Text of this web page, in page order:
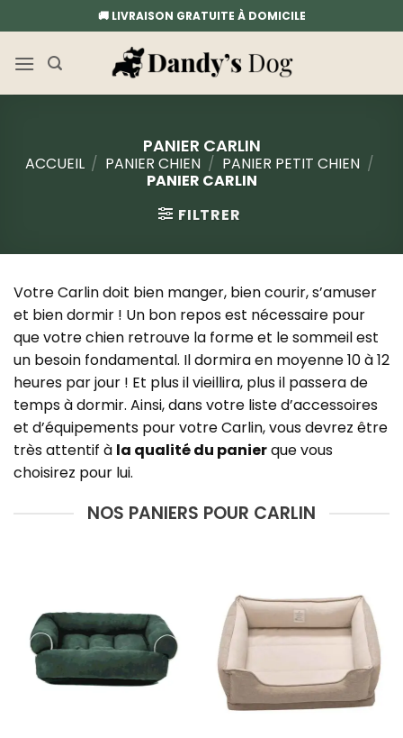
au
contenu
🚚 LIVRAISON GRATUITE À DOMICILE
PANIER CARLIN
ACCUEIL / PANIER CHIEN / PANIER PETIT CHIEN /
PANIER CARLIN
FILTRER
Votre Carlin doit bien manger, bien courir, s’amuser
et bien dormir ! Un bon repos est nécessaire pour
que votre chien retrouve la forme et le sommeil est
un besoin fondamental. Il dormira en moyenne 10 à 12
heures par jour ! Et plus il vieillira, plus il passera de
temps à dormir. Ainsi, dans votre liste d’accessoires
et d’équipements pour votre Carlin, vous devrez être
très attentif à la qualité du panierque vous
choisirez pour lui.
NOS PANIERS POUR CARLIN